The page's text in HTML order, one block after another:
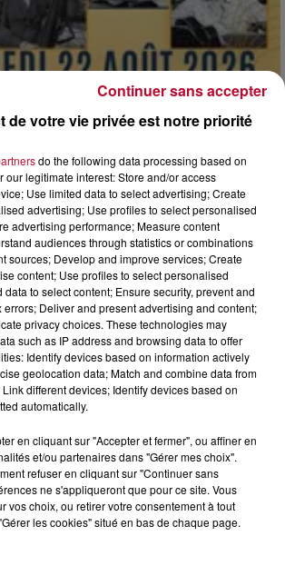
À LA MJC DE MARSEILLAN
DU GLADIATEUR » INVESTIT
de votre vie privée est notre priorité
do the following data processing based on
our legitimate interest: Store and/or access
Use limited data to select advertising; Create
advertising; Use profiles to select personalised
advertising performance; Measure content
audiences through statistics or combinations
sources; Develop and improve services; Create
content; Use profiles to select personalised
data to select content; Ensure security, prevent and
errors; Deliver and present advertising and content;
privacy choices. These technologies may
such as IP address and browsing data to offer
Identify devices based on information actively
geolocation data; Match and combine data from
different devices; Identify devices based on
automatically.
en cliquant sur "Accepter et fermer", ou affiner en
et/ou partenaires dans "Gérer mes choix".
refuser en cliquant sur "Continuer sans
ne s'appliqueront que pour ce site. Vous
vos choix, ou retirer votre consentement à tout
les cookies" situé en bas de chaque page.
Continuer sans accepter